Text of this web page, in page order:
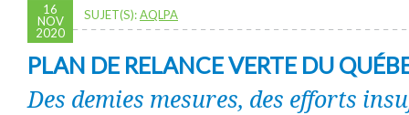
16
NOV
2020
SUJET(S):AQLPA
PLAN DE RELANCE VERTE DU
Des demies mesures, des efforts